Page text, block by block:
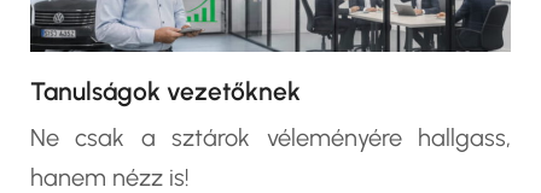
Tanulságok vezetőknek
Ne csak a sztárok véleményére hallgass,
hanem nézz is!